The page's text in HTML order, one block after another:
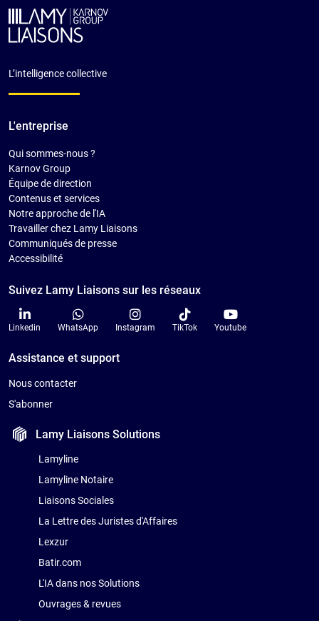
L’intelligence collective
L'entreprise
Qui sommes-nous ?
Karnov Group
Équipe de direction
Contenus et services
Notre approche de l'IA
Travailler chez Lamy Liaisons
Communiqués de presse
Accessibilité
Suivez Lamy Liaisons sur les réseaux
Linkedin WhatsApp Instagram TikTok Youtube
Assistance et support
Nous contacter
S'abonner
Lamy LiaisonsSolutions
Lamyline
Lamyline Notaire
Liaisons Sociales
La Lettre des Juristes d'Affaires
Lexzur
Batir.com
L'IA dans nos Solutions
Ouvrages & revues